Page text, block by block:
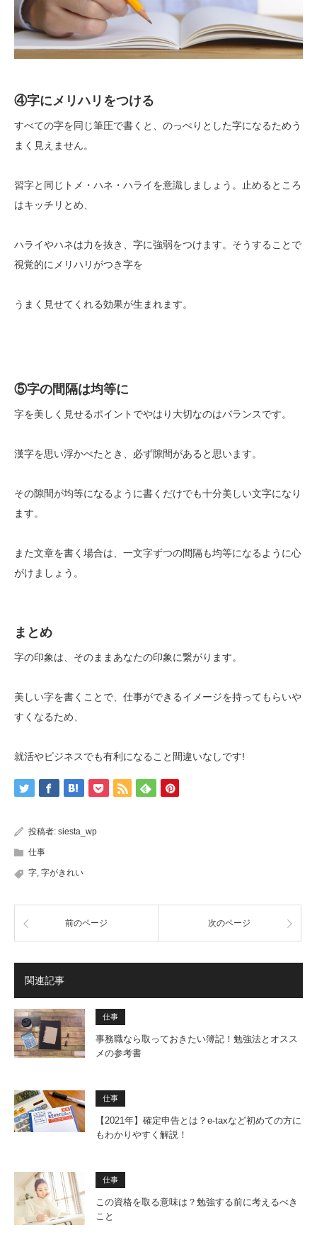
④字にメリハリをつける
すべての字を同じ筆圧で書くと、のっぺりとした字になるためう
まく見えません。
習字と同じトメ・ハネ・ハライを意識しましょう。止めるところ
はキッチリとめ、
ハライやハネは力を抜き、字に強弱をつけます。そうすることで
視覚的にメリハリがつき字を
うまく見せてくれる効果が生まれます。
⑤字の間隔は均等に
字を美しく見せるポイントでやはり大切なのはバランスです。
漢字を思い浮かべたとき、必ず隙間があると思います。
その隙間が均等になるように書くだけでも十分美しい文字になり
ます。
また文章を書く場合は、一文字ずつの間隔も均等になるように心
がけましょう。
まとめ
字の印象は、そのままあなたの印象に繋がります。
美しい字を書くことで、仕事ができるイメージを持ってもらいや
すくなるため、
就活やビジネスでも有利になること間違いなしです!
投稿者: siesta_wp
仕事
字 字がきれい
前のページ 次のページ
関連記事
仕事
事務職なら取っておきたい簿記！勉強法とオスス
メの参考書
仕事
【2021年】確定申告とは？e-taxなど初めての方に
もわかりやすく解説！
仕事
この資格を取る意味は？勉強する前に考えるべき
こと